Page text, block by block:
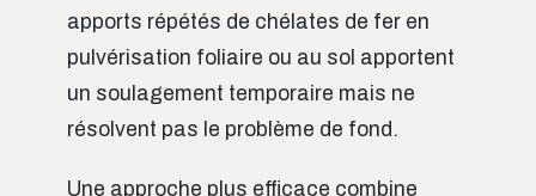
apports répétés de chélates de fer en
pulvérisation foliaire ou au sol apportent
un soulagement temporaire mais ne
résolvent pas le problème de fond.
Une approche plus efficace combine